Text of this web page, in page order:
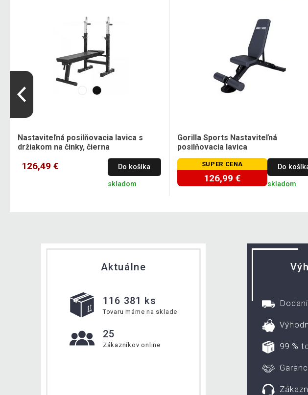
Nastaviteľná posilňovacia lavica s
držiakom na činky, čierna
126,49 € Do košíka
skladom
Gorilla Sports Nastaviteľná
posilňovacia lavica
SUPER CENA
126,99 €
Do
skladom
Aktuálne
116 381 ks
Tovaru máme na sklade
25
Zákazníkov online 99 %